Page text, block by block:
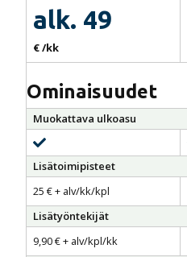
alk. 49
€ /kk
Ominaisuudet
Muokattava ulkoasu
sisältyy
Lisätoimipisteet
25 € + alv/kk/kpl
Lisätyöntekijät
9,90 € + alv/kpl/kk